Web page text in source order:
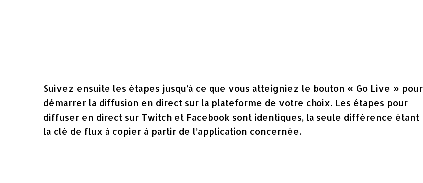
Suivez ensuite les étapes jusqu’à ce que vous atteigniez le bouton « Go Live » pour
démarrer la diffusion en direct sur la plateforme de votre choix. Les étapes pour
diffuser en direct sur Twitch et Facebook sont identiques, la seule différence étant
la clé de flux à copier à partir de l’application concernée.